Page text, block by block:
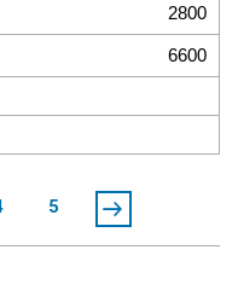
2800
6600
5